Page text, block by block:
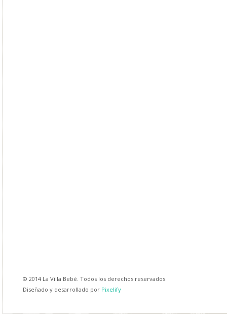
© 2014 La Villa Bebé. Todos los derechos reservados.
Diseñado y desarrollado por Pixelify